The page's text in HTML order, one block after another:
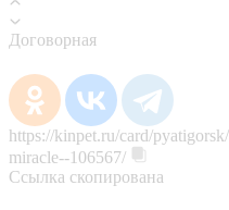
Договорная
https://kinpet.ru/card/
miracle--106567/
Ссылка скопирована